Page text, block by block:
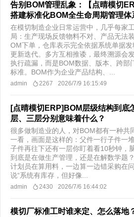
告别BOM管理乱象：【点晴模切
搭建标准化BOM全生命周期管理体
在模切制造企业日常运营中，几乎每家
局：生产现场反馈物料不对、产品无法
OM下单，仓库表示完全依据系统单据
更新迭代。多方互相推诿，最终溯源会
执行疏漏，而是BOM数据、版本、跨部
标准。BOM作为企业产品结构、...
admin 2267 2026/7/9 16:15:49
[点晴模切ERP]BOM层级结构到底
层、三层分别意味着什么？
很多做制造业的人，对BOM都有一种共
一看，画面是这样的：父件一行子件一
子件再往下还有一层你盯着看10秒钟，
到底是在做生产管理，还是在解数学题
计划员在算用料，一边算一边错采购在
说“系统有库存，但好像...
admin 2430 2026/7/6 16:44:02
模切厂标准工时谁来定、怎么落地